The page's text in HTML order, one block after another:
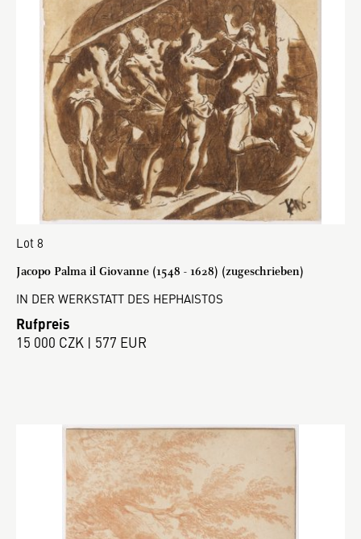
Lot 8
Jacopo Palma il Giovanne (1548 - 1628) (zugeschrieben)
IN DER WERKSTATT DES HEPHAISTOS
Rufpreis
15 000 CZK | 577 EUR